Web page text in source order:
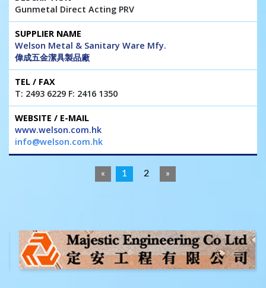
Gunmetal Direct Acting PRV
Welson Metal & Sanitary Ware Mfy.
偉成五金潔具製品廠
T: 2493 6229 F: 2416 1350
www.welson.com.hk
info@welson.com.hk
« 1 2 »